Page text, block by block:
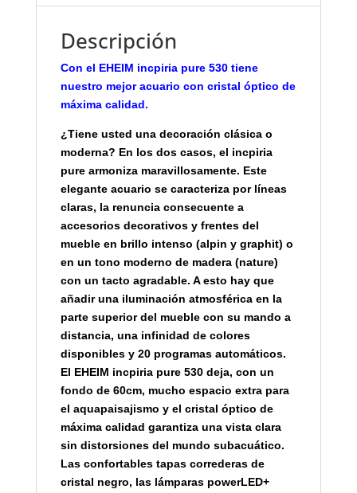
Descripción
Con el EHEIM incpiria pure 530 tiene
nuestro mejor acuario con cristal óptico de
máxima calidad.
¿Tiene usted una decoración clásica o
moderna? En los dos casos, el incpiria
pure armoniza maravillosamente. Este
elegante acuario se caracteriza por líneas
claras, la renuncia consecuente a
accesorios decorativos y frentes del
mueble en brillo intenso (alpin y graphit) o
en un tono moderno de madera (nature)
con un tacto agradable. A esto hay que
añadir una iluminación atmosférica en la
parte superior del mueble con su mando a
distancia, una infinidad de colores
disponibles y 20 programas automáticos.
El EHEIM incpiria pure 530 deja, con un
fondo de 60cm, mucho espacio extra para
el aquapaisajismo y el cristal óptico de
máxima calidad garantiza una vista clara
sin distorsiones del mundo subacuático.
Las confortables tapas correderas de
cristal negro, las lámparas powerLED+